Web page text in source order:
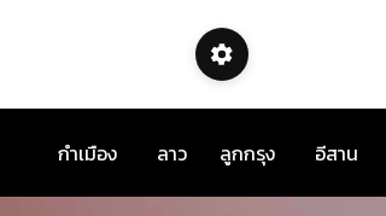
กำเมือง ลาว ลูกกรุง อีสาน